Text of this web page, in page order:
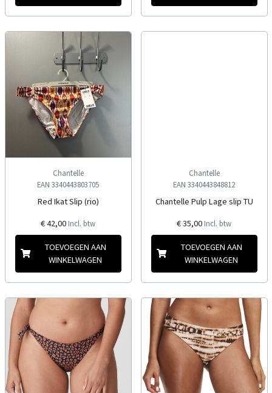
Chantelle
EAN 3340443803705
Red Ikat Slip (rio)
€ 42,00 Incl. btw
TOEVOEGEN AAN
WINKELWAGEN
Chantelle
EAN 3340443848812
Chantelle Pulp Lage slip TU
€ 35,00 Incl. btw
TOEVOEGEN AAN
WINKELWAGEN